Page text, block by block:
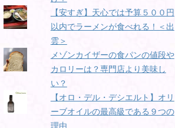
【安すぎ】天心では予算５００円
以内でラーメンが食べれる！＜出
雲＞
メゾンカイザーの食パンの値段や
カロリーは？専門店より美味し
い？
【オロ・デル・デシエルト】オリ
ーブオイルの最高級である９つの
理由